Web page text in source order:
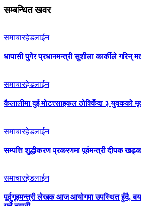
सम्बन्धित खवर
समाचारहेडलाईन
धापासी पुगेर प्रधानमन्त्री सुशीला कार्कीले गरिन्
समाचारहेडलाईन
कैलालीमा दुई मोटरसाइकल ठोक्किँदा ३ युवकको
समाचारहेडलाईन
सम्पत्ति शुद्धीकरण प्रकरणमा पूर्वमन्त्री दीपक
समाचारहेडलाईन
पूर्वगृहमन्त्री लेखक आज आयोगमा उपस्थित हुँदै,